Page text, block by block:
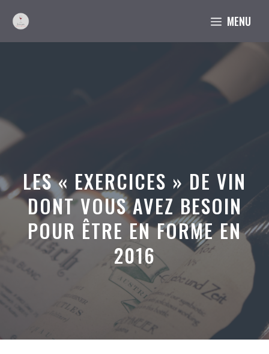
contenu
MENU
LES « EXERCICES » DE VIN
DONT VOUS AVEZ BESOIN
POUR ÊTRE EN FORME EN
2016